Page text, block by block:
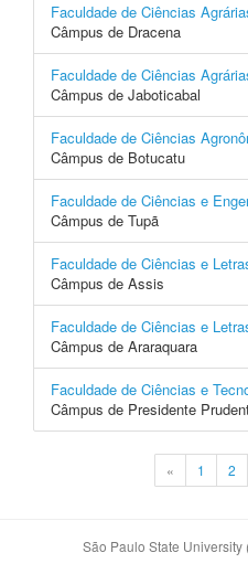
Faculdade de Ciências
Câmpus de Dracena
Faculdade de Ciências
Câmpus de Jaboticabal
Faculdade de Ciências
Câmpus de Botucatu
Faculdade de Ciências e
Câmpus de Tupã
Faculdade de Ciências e
Câmpus de Assis
Faculdade de Ciências e
Câmpus de Araraquara
Faculdade de Ciências e
Câmpus de Presidente
« 1 2
São Paulo State University